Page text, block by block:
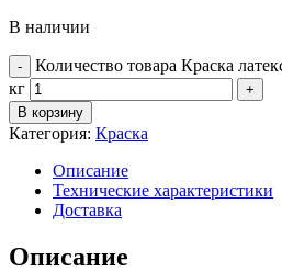
В наличии
Количество товара Краска
кг
В корзину
Категория: Краска
Описание
Технические характеристики
Доставка
Описание